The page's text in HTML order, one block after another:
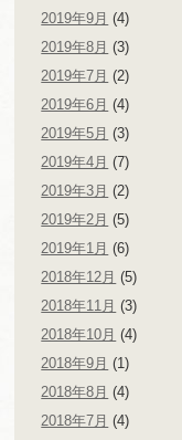
2019年9月 (4)
2019年8月 (3)
2019年7月 (2)
2019年6月 (4)
2019年5月 (3)
2019年4月 (7)
2019年3月 (2)
2019年2月 (5)
2019年1月 (6)
2018年12月 (5)
2018年11月 (3)
2018年10月 (4)
2018年9月 (1)
2018年8月 (4)
2018年7月 (4)